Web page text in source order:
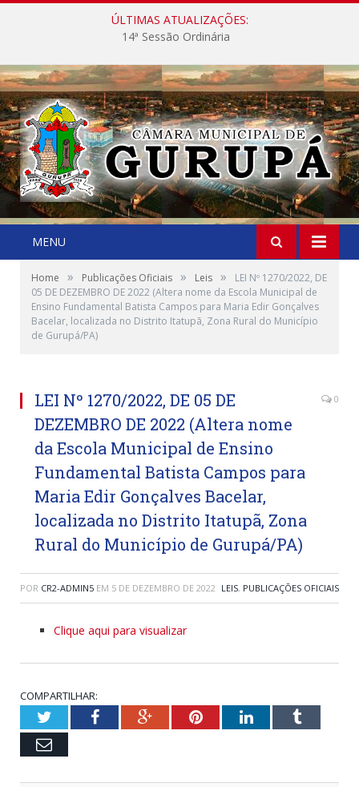
ÚLTIMAS ATUALIZAÇÕES:
14ª Sessão Ordinária
MENU
Home » Publicações Oficiais » Leis »
LEI Nº 1270/2022, DE
05 DE DEZEMBRO DE 2022 (Altera nome da Escola Municipal de
Ensino Fundamental Batista Campos para Maria Edir Gonçalves
Bacelar, localizada no Distrito Itatupã, Zona Rural do Município
de Gurupá/PA)
LEI Nº 1270/2022, DE 05 DE
DEZEMBRO DE 2022 (Altera nome
da Escola Municipal de Ensino
Fundamental Batista Campos para
Maria Edir Gonçalves Bacelar,
localizada no Distrito Itatupã, Zona
Rural do Município de Gurupá/PA)
0
POR CR2-ADMIN5 EM 5 DE DEZEMBRO DE 2022 LEIS, PUBLICAÇÕES OFICIAIS
Clique aqui para visualizar
COMPARTILHAR:
TwitterFacebookGoogle+PinterestLinkedInTumblr
Email